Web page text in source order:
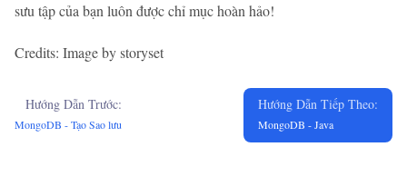
sưu tập của bạn luôn được chỉ mục hoàn hảo!
Credits: Image by storyset
Hướng Dẫn Trước:
MongoDB - Tạo Sao lưu
Hướng Dẫn Tiếp Theo:
MongoDB - Java